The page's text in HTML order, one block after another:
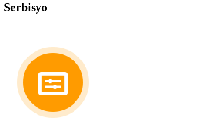
Serbisyo